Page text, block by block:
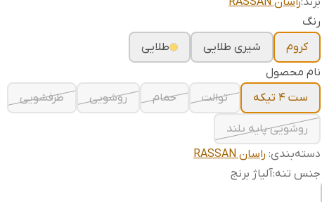
رنگ
کروم
شیری طلایی
طلایی
نام محصول
ست 4 تیکه
توالت حمام روشویی ظرفشویی
روشویی پایه بلند
دسته‌بندی: راسان RASSAN
جنس تنه:آلیاژ برنج